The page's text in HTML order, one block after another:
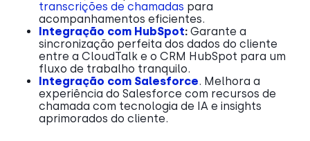
transcrições de chamadas para
acompanhamentos eficientes.
Integração com HubSpot: Garante a
sincronização perfeita dos dados do cliente
entre a CloudTalk e o CRM HubSpot para um
fluxo de trabalho tranquilo.
Integração com Salesforce. Melhora a
experiência do Salesforce com recursos de
chamada com tecnologia de IA e insights
aprimorados do cliente.